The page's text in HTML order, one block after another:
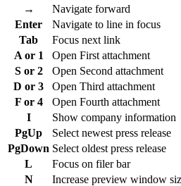
→
Navigate forward
Enter
Navigate to line in focus
Tab
Focus next link
A or 1
Open First attachment
S or 2
Open Second attachment
D or 3
Open Third attachment
F or 4
Open Fourth attachment
I
Show company information
PgUp
Select newest press release
PgDown Select oldest press release
L
Focus on filer bar
N
Increase preview window